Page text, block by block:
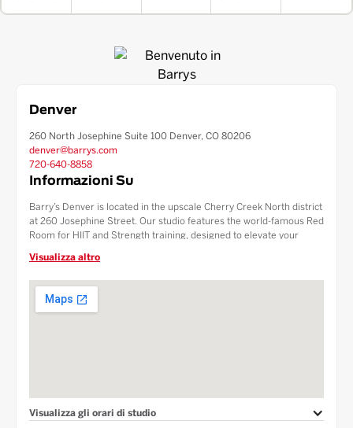
Denver
260 North Josephine Suite 100 Denver, CO 80206
denver@barrys.com
720-640-8858
Informazioni Su
Barry’s Denver is located in the upscale Cherry Creek North district
at 260 Josephine Street. Our studio features the world-famous Red
Room for HIIT and Strength training, designed to elevate your
Josephine garage, making your visit easy and convenient. With a
custom Fuel Bar, luxury amenities, and top-tier instructors, Barry’s
is the premier boutique fitness destination in Denver.
Visualizza altro
Visualizza gli orari di studio